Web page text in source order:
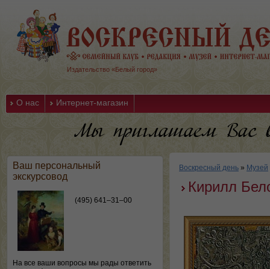
Издательство «Белый город»
О нас Интернет-магазин
Ваш персональный
экскурсовод
(495) 641–31–00
На все ваши вопросы мы рады ответить
Воскресный день » Музей
Кирилл